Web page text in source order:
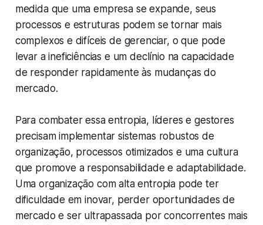
medida que uma empresa se expande, seus
processos e estruturas podem se tornar mais
complexos e difíceis de gerenciar, o que pode
levar a ineficiências e um declínio na capacidade
de responder rapidamente às mudanças do
mercado.
Para combater essa entropia, líderes e gestores
precisam implementar sistemas robustos de
organização, processos otimizados e uma cultura
que promove a responsabilidade e adaptabilidade.
Uma organização com alta entropia pode ter
dificuldade em inovar, perder oportunidades de
mercado e ser ultrapassada por concorrentes mais